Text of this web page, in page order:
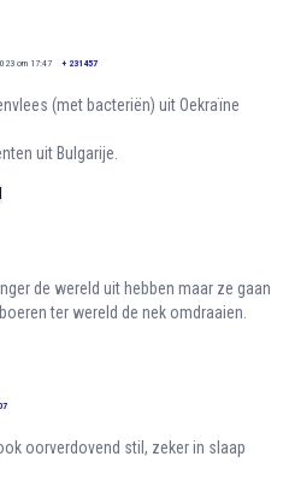
om 17:47 + 231457
(met bacteriën) uit Oekraïne
uit Bulgarije.
de wereld uit hebben maar ze gaan
ter wereld de nek omdraaien.
oorverdovend stil, zeker in slaap